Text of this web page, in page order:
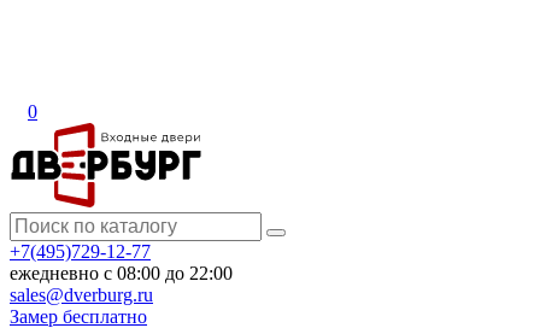
0
+7(495)729-12-77
ежедневно с 08:00 до 22:00
sales@dverburg.ru
Замер бесплатно